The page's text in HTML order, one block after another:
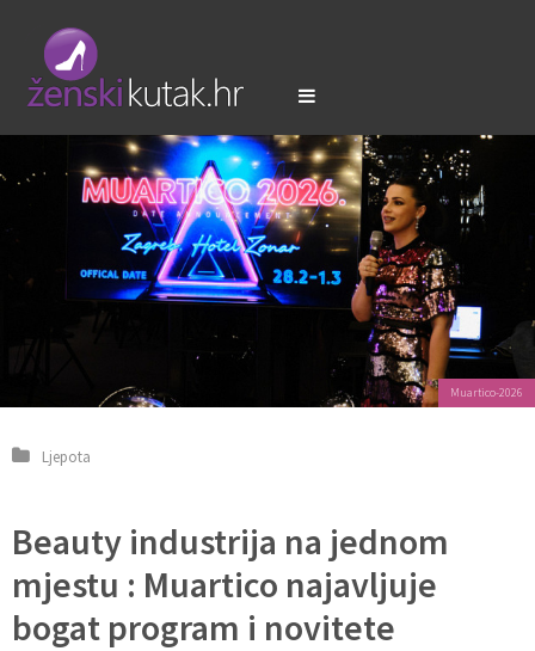
Muartico-2026
Ljepota
Beauty industrija na jednom
mjestu : Muartico najavljuje
bogat program i novitete